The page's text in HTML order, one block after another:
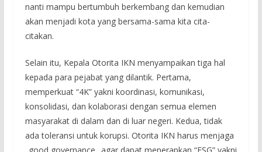
nanti mampu bertumbuh berkembang dan kemudian
akan menjadi kota yang bersama-sama kita cita-
citakan.
Selain itu, Kepala Otorita IKN menyampaikan tiga hal
kepada para pejabat yang dilantik. Pertama,
memperkuat “4K” yakni koordinasi, komunikasi,
konsolidasi, dan kolaborasi dengan semua elemen
masyarakat di dalam dan di luar negeri. Kedua, tidak
ada toleransi untuk korupsi. Otorita IKN harus menjaga
_good governance_ agar dapat menerapkan “ESG” yakni